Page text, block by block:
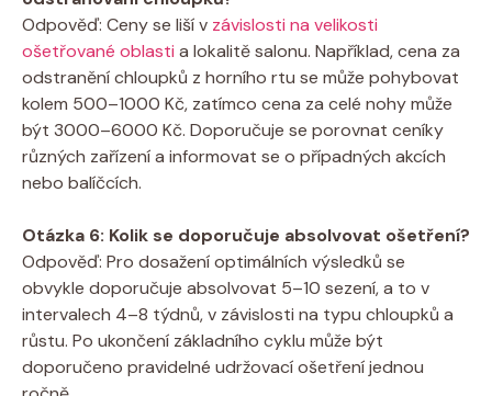
Odpověď: Ceny se liší v závislosti na velikosti
ošetřované oblasti a lokalitě salonu. Například, cena za
odstranění chloupků z horního rtu se může pohybovat
kolem 500–1000 Kč, zatímco cena za celé nohy může
být 3000–6000 Kč. Doporučuje se porovnat ceníky
různých zařízení a informovat se o případných akcích
nebo balíčcích.
Otázka 6: Kolik se doporučuje absolvovat ošetření?
Odpověď: Pro dosažení optimálních výsledků se
obvykle doporučuje absolvovat 5–10 sezení, a to v
intervalech 4–8 týdnů, v závislosti na typu chloupků a
růstu. Po ukončení základního cyklu může být
doporučeno pravidelné udržovací ošetření jednou